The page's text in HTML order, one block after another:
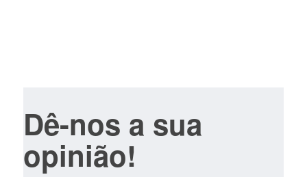
Dê-nos a sua
opinião!